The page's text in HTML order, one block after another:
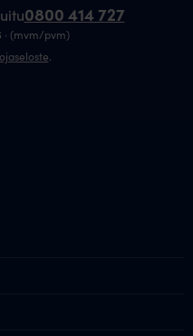
0800 414 727
· (mvm/pvm)